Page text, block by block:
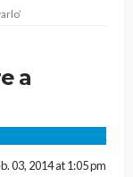
a
03, 2014 at 1:05 pm